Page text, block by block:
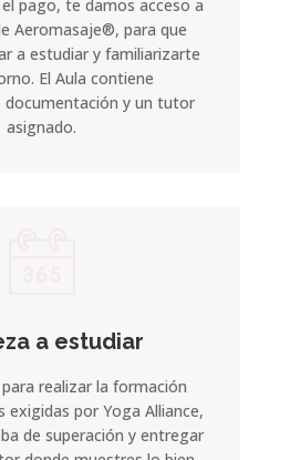
pago, te damos acceso a
Aeromasaje®, para que
a estudiar y familiarizarte
El Aula contiene
documentación y un tutor
asignado.
a estudiar
realizar la formación
exigidas por Yoga Alliance,
de superación y entregar